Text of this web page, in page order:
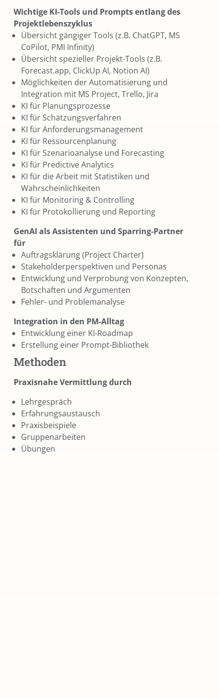
Wichtige KI-Tools und Prompts entlang des
Projektlebenszyklus
Übersicht gängiger Tools (z.B. ChatGPT, MS
CoPilot, PMI Infinity)
Übersicht spezieller Projekt-Tools (z.B.
Forecast.app, ClickUp AI, Notion AI)
Möglichkeiten der Automatisierung und
Integration mit MS Project, Trello, Jira
KI für Planungsprozesse
KI für Schätzungsverfahren
KI für Anforderungsmanagement
KI für Ressourcenplanung
KI für Szenarioanalyse und Forecasting
KI für Predictive Analytics
KI für die Arbeit mit Statistiken und
Wahrscheinlichkeiten
KI für Monitoring & Controlling
KI für Protokollierung und Reporting
GenAI als Assistenten und Sparring-Partner
für
Auftragsklärung (Project Charter)
Stakeholderperspektiven und Personas
Entwicklung und Verprobung von Konzepten,
Botschaften und Argumenten
Fehler- und Problemanalyse
Integration in den PM-Alltag
Entwicklung einer KI-Roadmap
Erstellung einer Prompt-Bibliothek
Methoden
Praxisnahe Vermittlung durch
Lehrgespräch
Erfahrungsaustausch
Praxisbeispiele
Gruppenarbeiten
Übungen